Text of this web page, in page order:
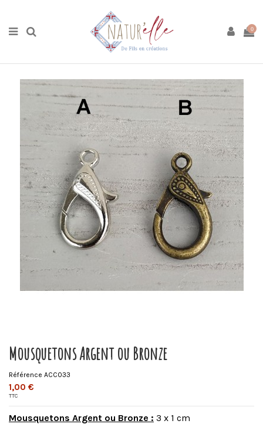
0
Matières premières
Mousquetons Argent ou Bronze
Mousquetons Argent ou Bronze
Référence ACC033
1,00 €
TTC
Mousquetons Argent ou Bronze : 3 x 1 cm